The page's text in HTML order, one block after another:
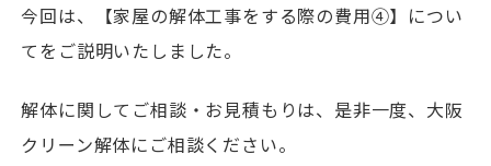
今回は、【家屋の解体工事をする際の費用④】につい
てをご説明いたしました。
解体に関してご相談・お見積もりは、是非一度、大阪
クリーン解体にご相談ください。